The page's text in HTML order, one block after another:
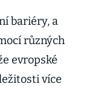
bariéry, a
různých
evropské
více